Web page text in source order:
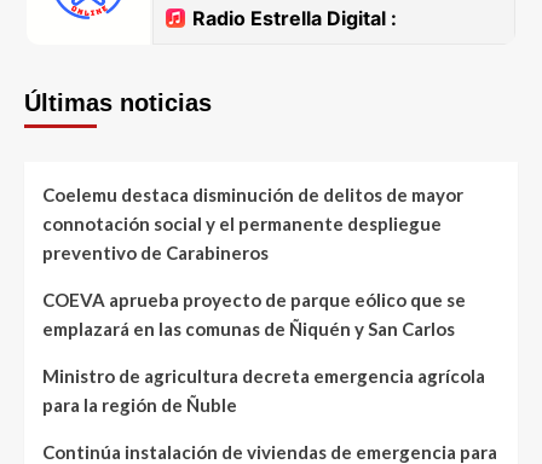
Últimas noticias
Coelemu destaca disminución de delitos de mayor
connotación social y el permanente despliegue
preventivo de Carabineros
COEVA aprueba proyecto de parque eólico que se
emplazará en las comunas de Ñiquén y San Carlos
Ministro de agricultura decreta emergencia agrícola
para la región de Ñuble
Continúa instalación de viviendas de emergencia para